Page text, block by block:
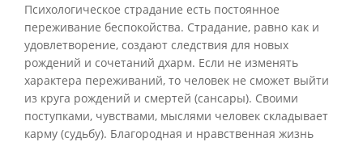
Психологическое страдание есть постоянное
переживание беспокойства. Страдание, равно как и
удовлетворение, создают следствия для новых
рождений и сочетаний дхарм. Если не изменять
характера переживаний, то человек не сможет выйти
из круга рождений и смертей (сансары). Своими
поступками, чувствами, мыслями человек складывает
карму (судьбу). Благородная и нравственная жизнь